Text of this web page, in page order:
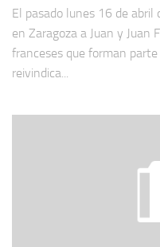
El pasado lunes 16 de
en Zaragoza a Juan y Juan
franceses que forman
reivindica...